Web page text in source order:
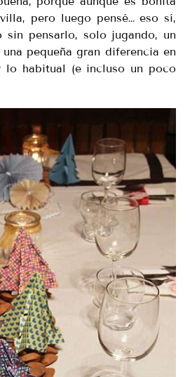
pero luego pensé… eso sí,
sin pensarlo, solo jugando, un
pequeña gran diferencia en
lo habitual (e incluso un poco